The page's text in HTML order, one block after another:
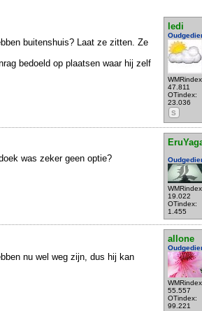
ledi
47.811
OTindex:
23.036
S
buitenshuis? Laat ze zitten. Ze
bedoeld op plaatsen waar hij zelf
19.022
OTindex:
1.455
was zeker geen optie?
allone
55.557
OTindex:
99.221
nu wel weg zijn, dus hij kan